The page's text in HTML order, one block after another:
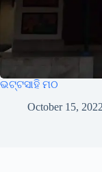
ଭଟ୍ଟସାହି ମଠ
October 15, 2022